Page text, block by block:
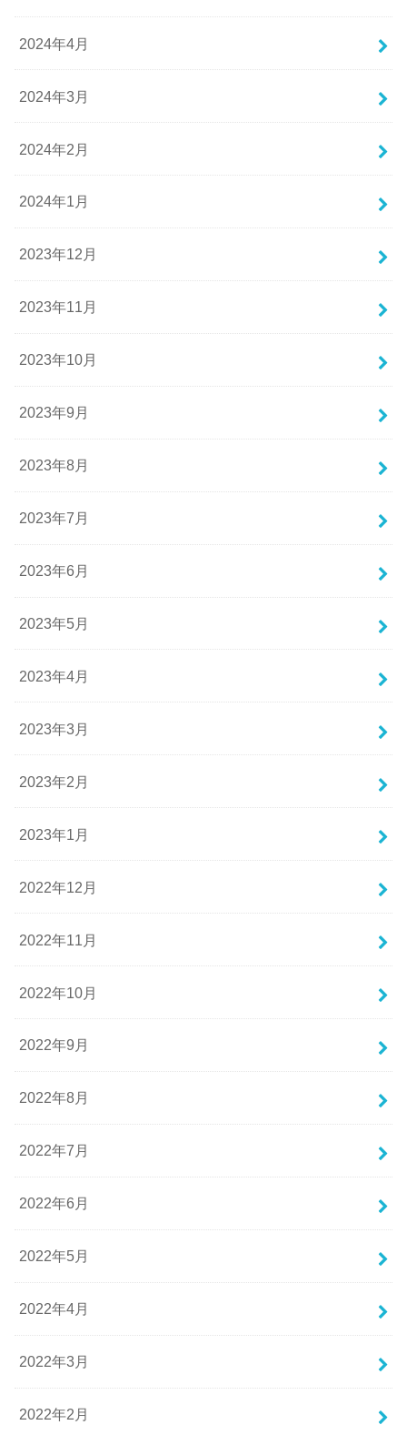
2024年4月
2024年3月
2024年2月
2024年1月
2023年12月
2023年11月
2023年10月
2023年9月
2023年8月
2023年7月
2023年6月
2023年5月
2023年4月
2023年3月
2023年2月
2023年1月
2022年12月
2022年11月
2022年10月
2022年9月
2022年8月
2022年7月
2022年6月
2022年5月
2022年4月
2022年3月
2022年2月